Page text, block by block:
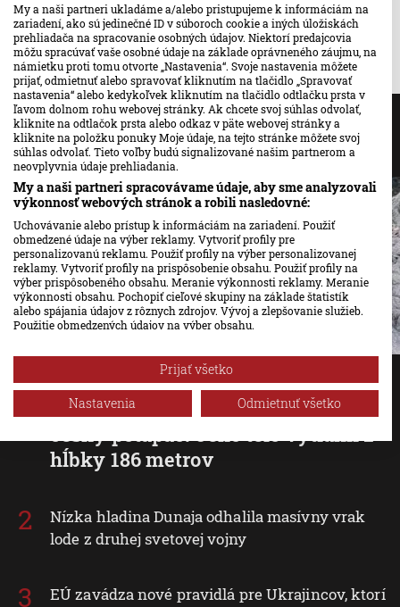
My a naši partneri ukladáme a/alebo pristupujeme k informáciám na
zariadení, ako sú jedinečné ID v súboroch cookie a iných úložiskách
prehliadača na spracovanie osobných údajov. Niektorí predajcovia
môžu spracúvať vaše osobné údaje na základe oprávneného záujmu, na
námietku proti tomu otvorte „Nastavenia“. Svoje nastavenia môžete
prijať, odmietnuť alebo spravovať kliknutím na tlačidlo „Spravovať
nastavenia“ alebo kedykoľvek kliknutím na tlačidlo odtlačku prsta v
ľavom dolnom rohu webovej stránky. Ak chcete svoj súhlas odvolať,
kliknite na odtlačok prsta alebo odkaz v päte webovej stránky a
kliknite na položku ponuky Moje údaje, na tejto stránke môžete svoj
súhlas odvolať. Tieto voľby budú signalizované našim partnerom a
neovplyvnia údaje prehliadania.
My a naši partneri spracovávame údaje, aby sme analyzovali
výkonnosť webových stránok a robili nasledovné:
Uchovávanie alebo prístup k informáciám na zariadení. Použiť
obmedzené údaje na výber reklamy. Vytvoriť profily pre
personalizovanú reklamu. Použiť profily na výber personalizovanej
reklamy. Vytvoriť profily na prispôsobenie obsahu. Použiť profily na
výber prispôsobeného obsahu. Meranie výkonnosti reklamy. Meranie
výkonnosti obsahu. Pochopiť cieľové skupiny na základe štatistík
alebo spájania údajov z rôznych zdrojov. Vývoj a zlepšovanie služieb.
Použitie obmedzených údajov na výber obsahu.
Váš súhlas a zásady používania cookie sa vzťahujú výlučne na túto
Zobraziť zoznam partnerov (1 predajcovia IAB)
Vaše údaje používame na nasledujúce účely:
Účely spracovania IAB:
Uchovávanie alebo prístup k informáciám na
Použiť obmedzené údaje na výber reklamy
Použiť profily na výber personalizovanej
Prijať všetko
Nastavenia Odmietnuť všetko
Najčítanejšie
24 hodín
Pri prieskume najhlbšej zatopenej
priepasti sveta sa utopil elitný
český potápač. Jeho telo vytiahli z
hĺbky 186 metrov
Nízka hladina Dunaja odhalila masívny vrak
lode z druhej svetovej vojny
EÚ zavádza nové pravidlá pre Ukrajincov, ktorí
3 dni Týždeň